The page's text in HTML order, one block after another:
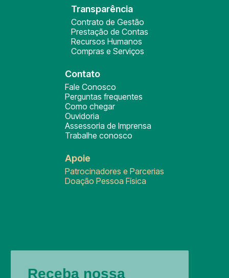
Transparência
Contrato de Gestão
Prestação de Contas
Recursos Humanos
Compras e Serviços
Contato
Fale Conosco
Perguntas frequentes
Como chegar
Ouvidoria
Assessoria de Imprensa
Trabalhe conosco
Apoie
Patrocinadores e Parcerias
Doação Pessoa Física